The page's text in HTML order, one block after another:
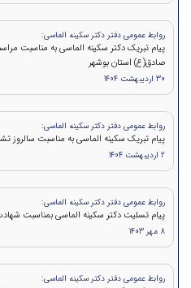
روابط عمومی دفتر دکتر سکینه الماسی:
پیام تبریک دکتر سکینه الماسی به مناسبت
صادق(ع) استان بوشهر
30 اردیبهشت 1404
روابط عمومی دفتر دکتر سکینه الماسی:
پیام تبریک سکینه الماسی به مناسبت سالروز
2 اردیبهشت 1404
روابط عمومی دفتر دکتر سکینه الماسی:
پيام تسلیت دکتر سکینه الماسی بمناسبت
8 مهر 1403
روابط عمومی دفتر دکتر سکینه الماسی: